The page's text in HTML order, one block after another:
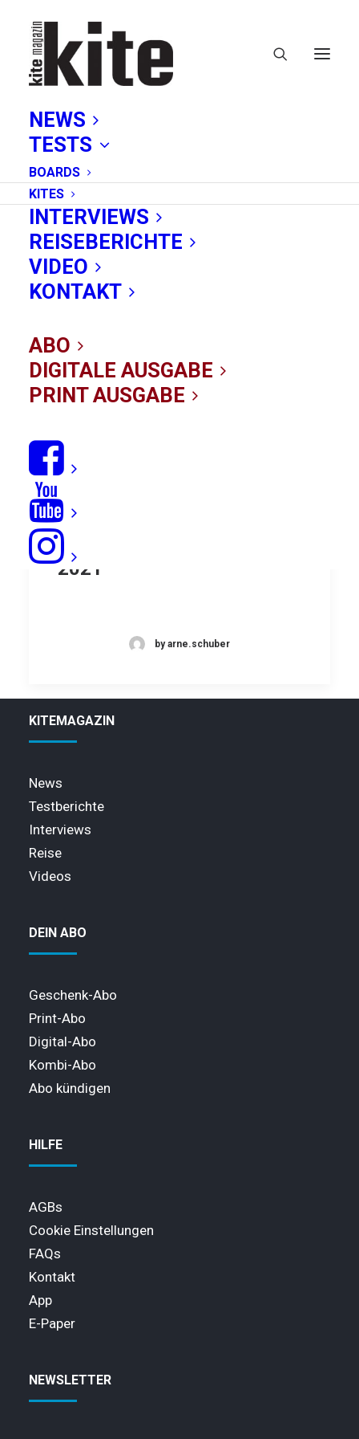
NEWS
TESTS
BOARDS
KITES
INTERVIEWS
REISEBERICHTE
VIDEO
KONTAKT
ABO
DIGITALE AUSGABE
PRINT AUSGABE
Kitesurf Masters
Multivan Kitesurf Masters
2021
by arne.schuber
KITEMAGAZIN
News
Testberichte
Interviews
Reise
Videos
DEIN ABO
Geschenk-Abo
Print-Abo
Digital-Abo
Kombi-Abo
Abo kündigen
HILFE
AGBs
Cookie Einstellungen
FAQs
Kontakt
App
E-Paper
NEWSLETTER